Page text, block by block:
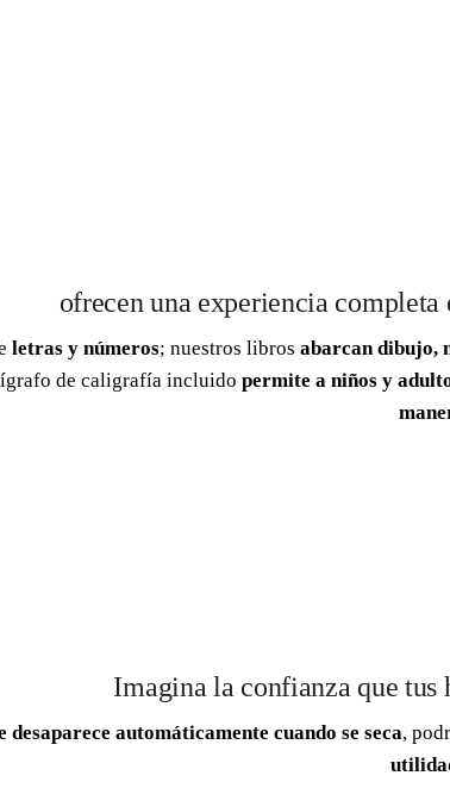
ofrecen una experiencia
letras y números; nuestros libros abarcan dibujo,
de caligrafía incluido permite a niños y
Imagina la confianza que tus
automáticamente cuando se seca,